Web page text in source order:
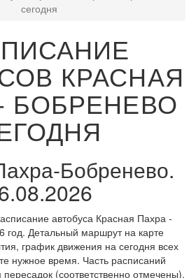
сегодня
КРАСНАЯ
БОБРЕНЕВО
Бобренево.
автобуса Красная Пахра -
год. Детальный маршрут на карте
график движения на сегодня всех
нужное время. Часть расписаний
(соответственно отмечены).